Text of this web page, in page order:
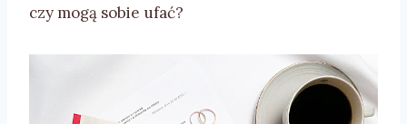
czy mogą sobie ufać?